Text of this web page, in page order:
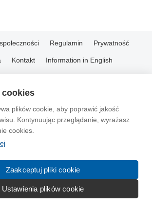
cookies
plików cookie, aby poprawić jakość
Kontynuując przeglądanie, wyrażasz
cookies.
Zaakceptuj pliki cookie
Ustawienia plików cookie
Regulamin Prywatność
Kontakt Information in English